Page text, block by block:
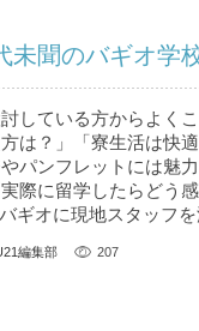
未聞のバギオ学
している方からよく
は？」「寮生活は快
パンフレットには魅
際に留学したらどう
ギオに現地スタッフ
編集部 207